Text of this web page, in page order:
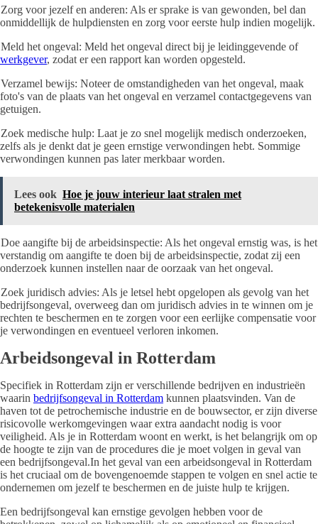
Zorg voor jezelf en anderen: Als er sprake is van gewonden, bel dan
onmiddellijk de hulpdiensten en zorg voor eerste hulp indien mogelijk.
Meld het ongeval: Meld het ongeval direct bij je leidinggevende of
werkgever, zodat er een rapport kan worden opgesteld.
Verzamel bewijs: Noteer de omstandigheden van het ongeval, maak
foto's van de plaats van het ongeval en verzamel contactgegevens van
getuigen.
Zoek medische hulp: Laat je zo snel mogelijk medisch onderzoeken,
zelfs als je denkt dat je geen ernstige verwondingen hebt. Sommige
verwondingen kunnen pas later merkbaar worden.
Lees ook Hoe je jouw interieur laat stralen met
betekenisvolle materialen
Doe aangifte bij de arbeidsinspectie: Als het ongeval ernstig was, is het
verstandig om aangifte te doen bij de arbeidsinspectie, zodat zij een
onderzoek kunnen instellen naar de oorzaak van het ongeval.
Zoek juridisch advies: Als je letsel hebt opgelopen als gevolg van het
bedrijfsongeval, overweeg dan om juridisch advies in te winnen om je
rechten te beschermen en te zorgen voor een eerlijke compensatie voor
je verwondingen en eventueel verloren inkomen.
Arbeidsongeval in Rotterdam
Specifiek in Rotterdam zijn er verschillende bedrijven en industrieën
waarin bedrijfsongeval in Rotterdam kunnen plaatsvinden. Van de
haven tot de petrochemische industrie en de bouwsector, er zijn diverse
risicovolle werkomgevingen waar extra aandacht nodig is voor
veiligheid. Als je in Rotterdam woont en werkt, is het belangrijk om op
de hoogte te zijn van de procedures die je moet volgen in geval van
een bedrijfsongeval.In het geval van een arbeidsongeval in Rotterdam
is het cruciaal om de bovengenoemde stappen te volgen en snel actie te
ondernemen om jezelf te beschermen en de juiste hulp te krijgen.
Een bedrijfsongeval kan ernstige gevolgen hebben voor de